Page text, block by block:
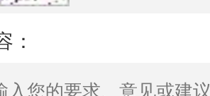
：